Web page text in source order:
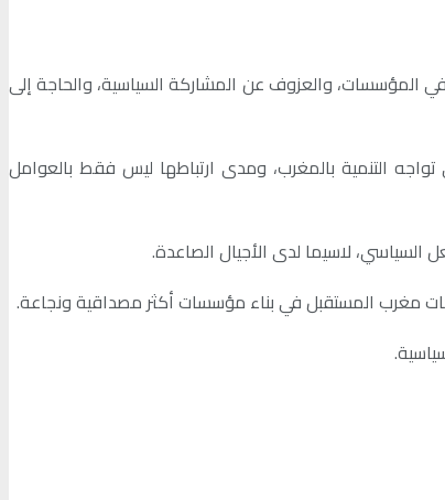
المؤسسات، والعزوف عن المشاركة السياسية، والحاجة إلى
التنمية بالمغرب، ومدى ارتباطها ليس فقط بالعوامل
السياسي، لاسيما لدى الأجيال الصاعدة.
مغرب المستقبل في بناء مؤسسات أكثر مصداقية ونجاعة.